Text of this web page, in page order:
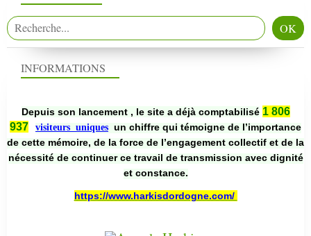
INFORMATIONS
Depuis son lancement , le site a déjà comptabilisé 1 806
937
visiteurs uniques un chiffre qui témoigne de l’importance
de cette mémoire, de la force de l’engagement collectif et de la
nécessité de continuer ce travail de transmission avec dignité
et constance.
https://www.harkisdordogne.com/